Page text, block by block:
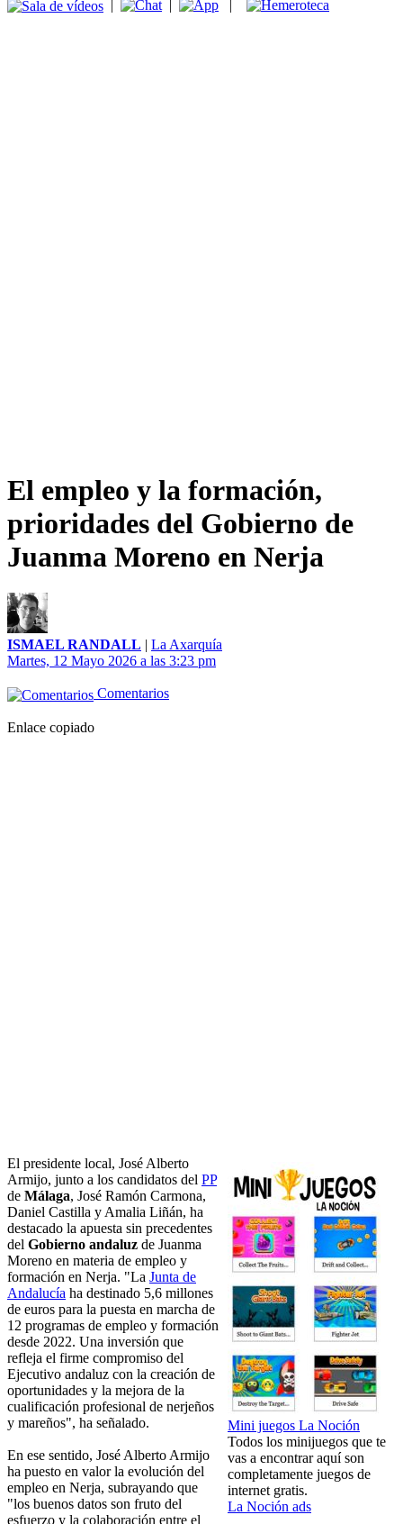
| | |
El empleo y la formación,
prioridades del Gobierno de
Juanma Moreno en Nerja
ISMAEL RANDALL | La Axarquía
Martes, 12 Mayo 2026 a las 3:23 pm
Comentarios
Enlace copiado
Mini juegos La Noción
Todos los minijuegos que te
vas a encontrar aquí son
completamente juegos de
internet gratis.
La Noción ads
El presidente local, José Alberto
Armijo, junto a los candidatos del PP
de Málaga, José Ramón Carmona,
Daniel Castilla y Amalia Liñán, ha
destacado la apuesta sin precedentes
del Gobierno andaluz de Juanma
Moreno en materia de empleo y
formación en Nerja. "La Junta de
Andalucía ha destinado 5,6 millones
de euros para la puesta en marcha de
12 programas de empleo y formación
desde 2022. Una inversión que
refleja el firme compromiso del
Ejecutivo andaluz con la creación de
oportunidades y la mejora de la
cualificación profesional de nerjeños
y mareños", ha señalado.
En ese sentido, José Alberto Armijo
ha puesto en valor la evolución del
empleo en Nerja, subrayando que
"los buenos datos son fruto del
esfuerzo y la colaboración entre el